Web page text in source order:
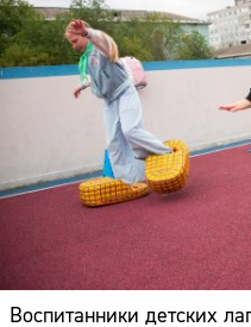
Воспитанники детских